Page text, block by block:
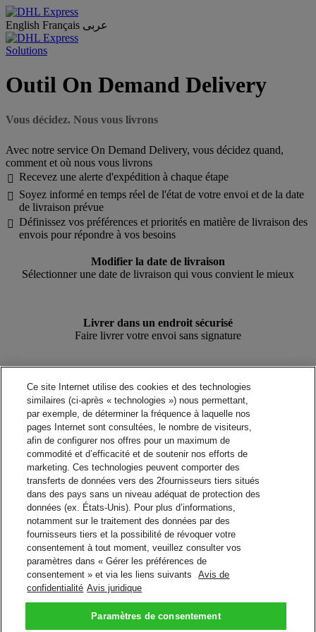
English Français عربى
Solutions
Outil On Demand Delivery
Vous décidez. Nous vous livrons
Avec notre service On Demand Delivery, vous décidez quand,
comment et où nous vous livrons
 Recevez une alerte d'expédition à chaque étape

Soyez informé en temps réel de l'état de votre envoi et de la date
de livraison prévue
 Définissez vos préférences et priorités en matière de livraison des
envois pour répondre à vos besoins
Modifier la date de livraison
Sélectionner une date de livraison qui vous convient le mieux
Livrer dans un endroit sécurisé
Faire livrer votre envoi sans signature
Livrer chez un voisin, un concierge ou un gardien
Laisser votre expédition à une personne désignée
Point de retrait ou consigne
Récupérer votre expédition dans un point de retrait ou la consigne la
plus proche
Liver à une autre adresse
Rediriger votre expédition à une adresse différente
Mise en attente pour vacances
Nous gardons votre colis même lorsque vous êtes en vacances
Gérez votre expédition sur On Demand Delivery
Enregistrez-vous maintenant
Retour en haut de page
Ce site Internet utilise des cookies et des technologies
similaires (ci-après « technologies ») nous permettant,
par exemple, de déterminer la fréquence à laquelle nos
pages Internet sont consultées, le nombre de visiteurs,
afin de configurer nos offres pour un maximum de
commodité et d’efficacité et de soutenir nos efforts de
marketing. Ces technologies peuvent comporter des
transferts de données vers des 2fournisseurs tiers situés
dans des pays sans un niveau adéquat de protection des
données (ex. États-Unis). Pour plus d’informations,
notamment sur le traitement des données par des
fournisseurs tiers et la possibilité de révoquer votre
consentement à tout moment, veuillez consulter vos
paramètres dans « Gérer les préférences de
consentement » et via les liens suivants
Avis de
confidentialité Avis juridique
Paramètres de consentement